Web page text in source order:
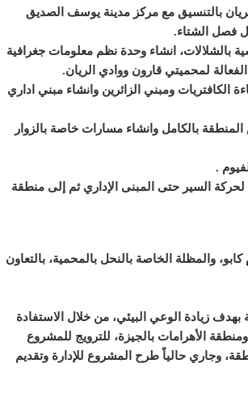
بالتنسيق مع مركز مدينة يوسف الصديق
فصل الشتاء.
بالشلالات، انشاء وحدة نظم معلومات جغرافية
الكافتريات ومبني الزائرين وانشاء مبني اداري
المنطقة بالكامل وانشاء مسارات خاصة بالزوار
.
السير حتى المبنى الإداري ثم إلى منطقة
والمظلة الخاصة بالنحل بالمحمية، بالتعاون
بهدف زيادة الوعي البيئي، من خلال الاستفادة
الأهرامات بالجيزة، للترويج للمشروع
وجاري حالياً طرح المشروع للإدارة وتقديم